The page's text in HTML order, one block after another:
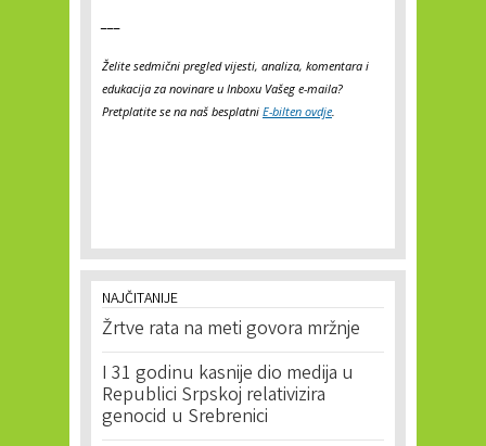
Želite sedmični pregled vijesti, analiza, komentara i
edukacija za novinare u Inboxu Vašeg e-maila?
Pretplatite se na naš besplatni E-bilten ovdje.
NAJČITANIJE
Žrtve rata na meti govora mržnje
I 31 godinu kasnije dio medija u
Republici Srpskoj relativizira
genocid u Srebrenici